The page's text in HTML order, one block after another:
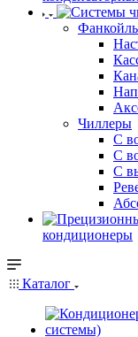
Чиллеры
С
С
С
кондиционеры
Каталог